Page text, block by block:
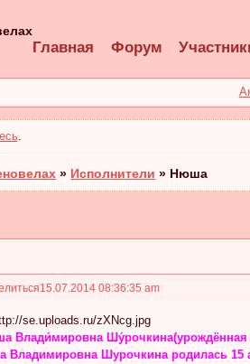
Главная Форум
.
» Исполнители » Нюша
15.07.2014 08:36:35 am
Влади́мировна Шу́рочкина(урождённая
Владимировна Шурочкина родилась 15